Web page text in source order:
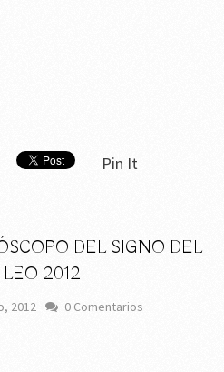
Pin It
DEL SIGNO DEL
2012
2012 0 Comentarios